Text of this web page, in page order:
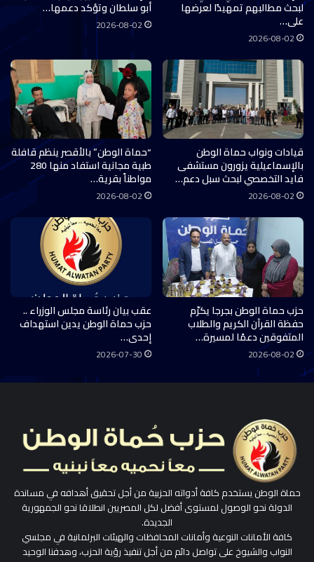
لبحث مطالبهم تمهيدًا لعرضها
على…
2026-08-02
أبو سلطان وتؤكد دعمها…
2026-08-02
قيادات ونواب حماة الوطن
بالإسماعيلية يزورون مستشفى
فايد التخصصي لبحث سبل دعم…
2026-08-02
“حماة الوطن” بالأقصر ينظم قافلة
طبية مجانية استفاد منها 280
مواطناً بقرية…
2026-08-02
حزب حماة الوطن بجرجا يكرّم
حفظة القرآن الكريم والطلاب
المتفوقين دعمًا لمسيرة…
2026-08-02
عقب بيان رئاسة مجلس الوزراء ..
حزب حماة الوطن يدين استهداف
إحدى…
2026-07-30
حماة الوطن يستخدم كافة أدواته الحزبية من أجل تحقيق أهدافه في مساندة
الدولة نحو الوصول لمستوى أفضل لكل المصريين انطلاقا نحو الجمهورية
الجديدة.
كافة الأمانات النوعية وأمانات المحافظات والهيئات البرلمانية في مجلسي
النواب والشيوخ على تواصل دائم من أجل تنفيذ رؤية الحزب، وهدفنا الوحيد